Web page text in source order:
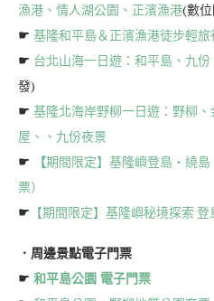
漁港、情人湖公園、正濱漁港(數
☛ 基隆和平島＆正濱漁港徒步輕旅
☛ 台北山海一日遊：和平島、九
發)
☛ 基隆北海岸野柳一日遊：野柳
屋、、九份夜景
☛
【期間限定】基隆嶼登島・繞
票）
☛ 【期間限定】基隆嶼秘境探索
．周邊景點電子門票
☛ 和平島公園 電子門票